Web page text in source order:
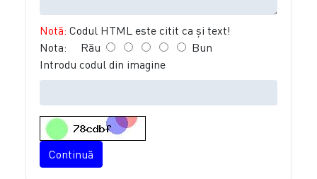
Notă: Codul HTML este citit ca şi text!
Nota: Rău
Bun
Introdu codul din imagine
Continuă